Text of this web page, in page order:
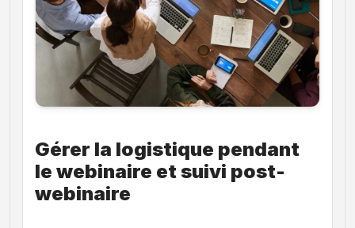
Gérer la logistique pendant
le webinaire et suivi post-
webinaire